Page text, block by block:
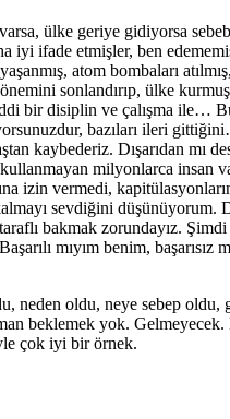
ülke geriye gidiyorsa
iyi ifade etmişler, ben
atom bombaları
sonlandırıp, ülke
disiplin ve çalışma ile…
bazıları ileri
kaybederiz. Dışarıdan mı
milyonlarca
vermedi,
sevdiğini
bakmak zorundayız.
mıyım benim,
oldu, neye sebep oldu,
beklemek yok.
çok iyi bir örnek.